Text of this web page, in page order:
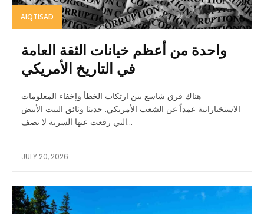
AIQTISAD
واحدة من أعظم خيانات الثقة العامة
في التاريخ الأمريكي
هناك فرق شاسع بين ارتكاب الخطأ وإخفاء المعلومات
الاستخباراتية عمداً عن الشعب الأمريكي. حديثا وثائق البيت الأبيض
التي رفعت عنها السرية لا تصف...
JULY 20, 2026